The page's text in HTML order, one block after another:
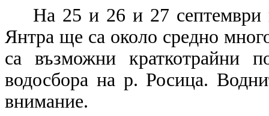
На 25 и 26 и 27 септември
Янтра ще са около средно
са възможни краткотрайни
водосбора на р. Росица.
внимание.